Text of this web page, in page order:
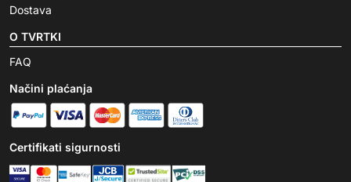
Dostava
O TVRTKI
FAQ
Načini plaćanja
Certifikati sigurnosti